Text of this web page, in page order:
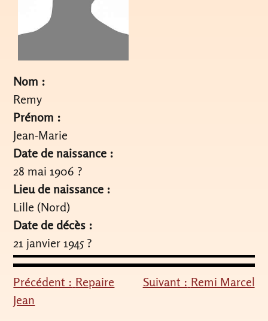
Nom :
Remy
Prénom :
Jean-Marie
Date de naissance :
28 mai 1906 ?
Lieu de naissance :
Lille (Nord)
Date de décès :
21 janvier 1945 ?
Navigation
de
Précédent : Repaire
Jean
Suivant : Remi Marcel